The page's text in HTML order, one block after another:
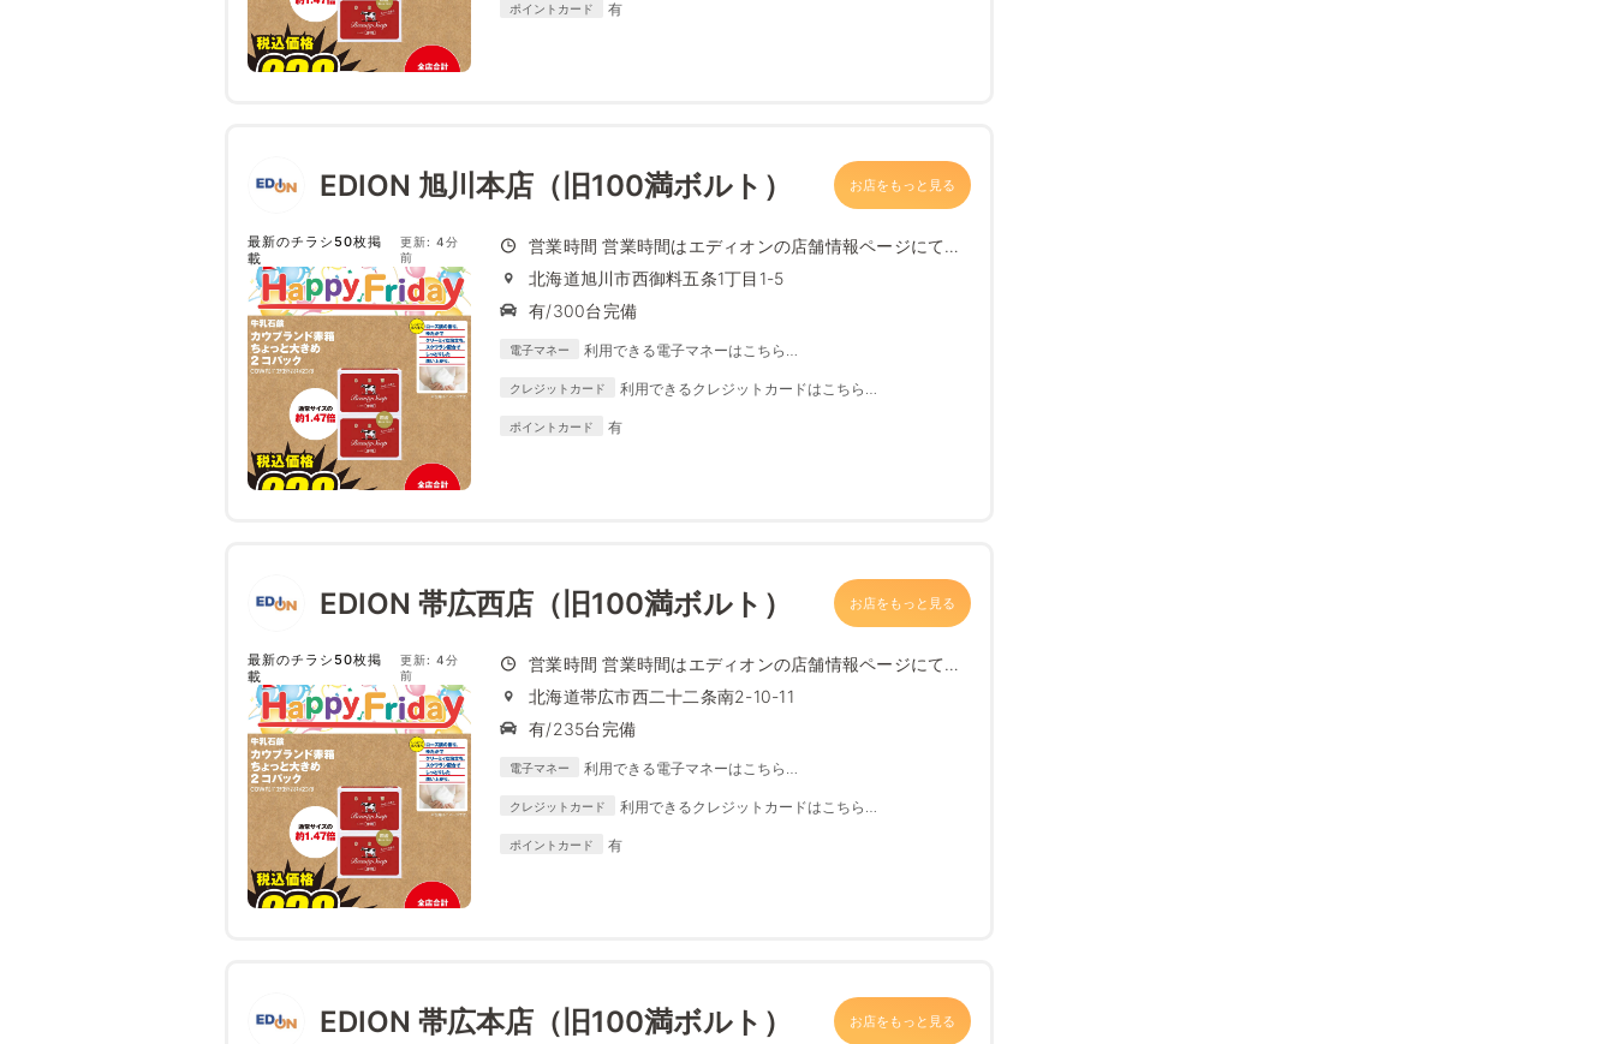
ポイントカード 有
EDION 旭川本店（旧100満ボルト） お店をもっと見る
最新のチラシ50枚掲
載
更新: 4分
前
営業時間 営業時間はエディオンの店舗情報ページにて最
新情報をご確...
北海道旭川市西御料五条1丁目1-5
有/300台完備
電子マネー
利用できる電子マネーはこちら
/content05/index.html
クレジットカード
利用できるクレジットカードはこちら
ポイントカード 有
EDION 帯広西店（旧100満ボルト） お店をもっと見る
最新のチラシ50枚掲
載
更新: 4分
前
営業時間 営業時間はエディオンの店舗情報ページにて最
新情報をご確...
北海道帯広市西二十二条南2-10-11
有/235台完備
電子マネー
利用できる電子マネーはこちら
/content05/index.html
クレジットカード
利用できるクレジットカードはこちら
ポイントカード 有
EDION 帯広本店（旧100満ボルト） お店をもっと見る